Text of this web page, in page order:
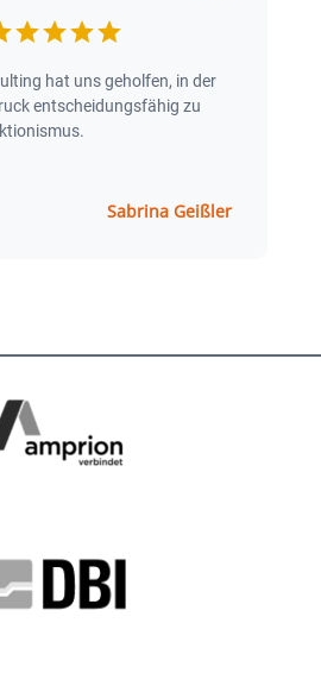
hat uns geholfen, in der
entscheidungsfähig zu
Sabrina Geißler